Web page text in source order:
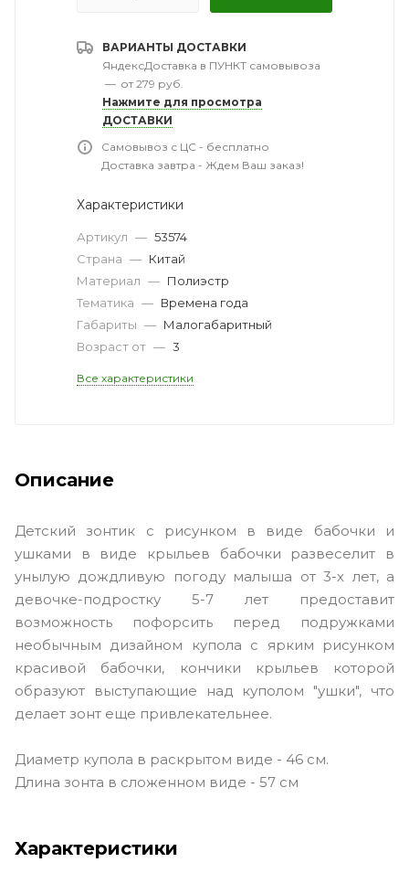
ВАРИАНТЫ ДОСТАВКИ
ЯндексДоставка в ПУНКТ самовывоза
— от 279 руб.
Нажмите для просмотра
ДОСТАВКИ
Самовывоз с ЦС - бесплатно
Доставка завтра - Ждем Ваш заказ!
Характеристики
Артикул — 53574
Страна — Китай
Материал — Полиэстр
Тематика — Времена года
Габариты — Малогабаритный
Возраст от — 3
Все характеристики
Описание
Детский зонтик с рисунком в виде бабочки и
ушками в виде крыльев бабочки развеселит в
унылую дождливую погоду малыша от 3-х лет, а
девочке-подростку 5-7 лет предоставит
возможность пофорсить перед подружками
необычным дизайном купола с ярким рисунком
красивой бабочки, кончики крыльев которой
образуют выступающие над куполом "ушки", что
делает зонт еще привлекательнее.
Диаметр купола в раскрытом виде - 46 см.
Длина зонта в сложенном виде - 57 см
Характеристики